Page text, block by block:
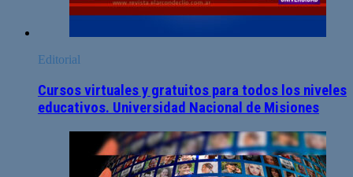
Editorial
Cursos virtuales y gratuitos para todos los niveles
educativos. Universidad Nacional de Misiones